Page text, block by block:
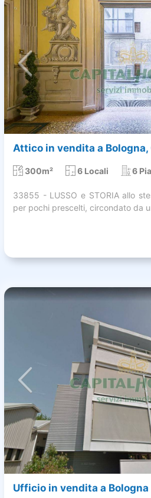
Attico in vendita a
300m² 6 Locali 6
33855 - LUSSO e STORIA allo
per pochi prescelti, circondato da
Ufficio in vendita a Bologna